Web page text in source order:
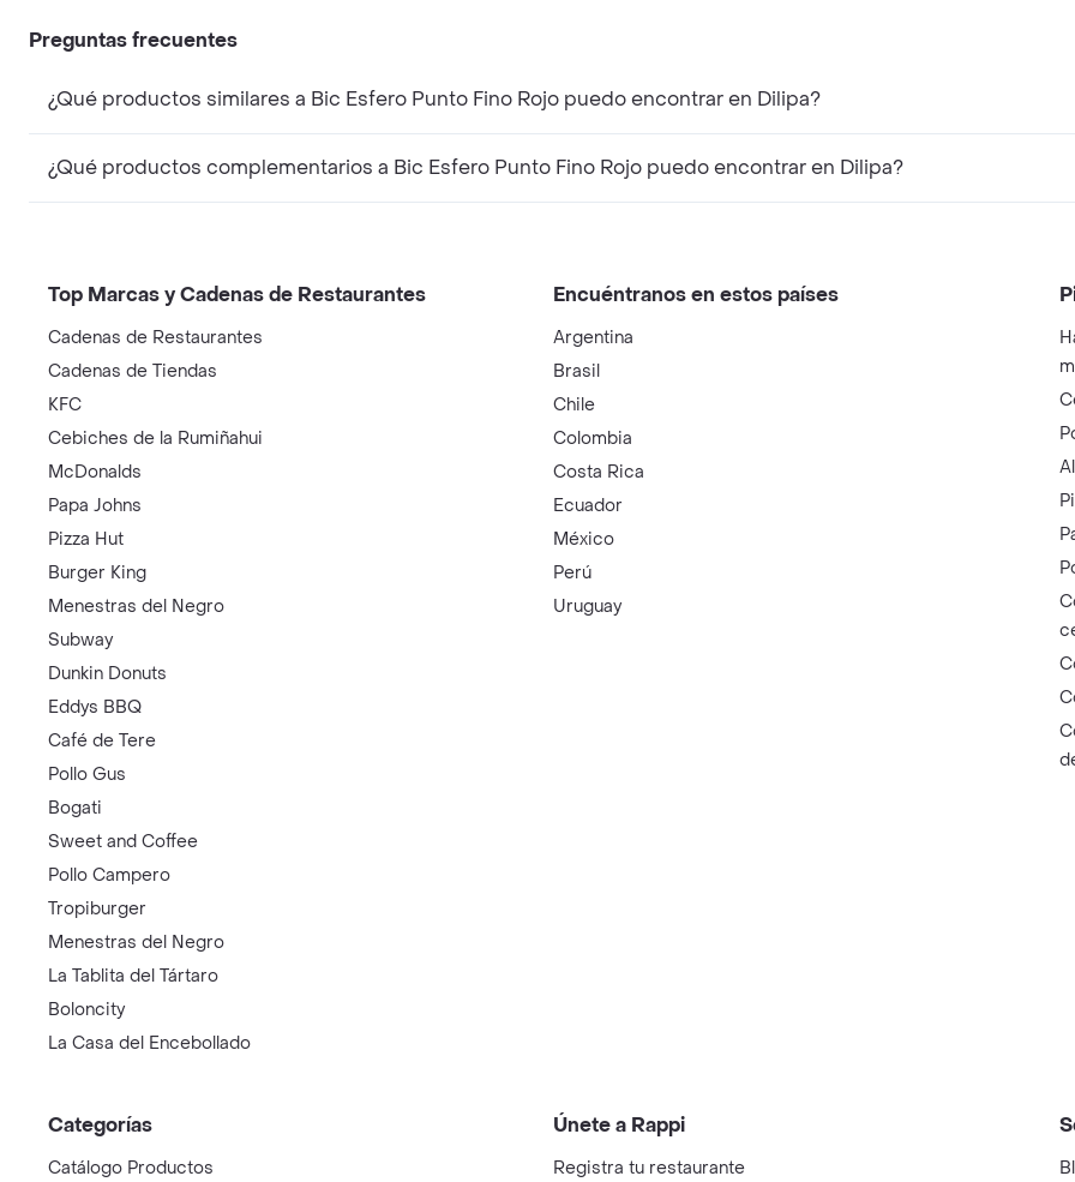
Preguntas frecuentes
¿Qué productos similares a Bic Esfero Punto Fino Rojo puedo encontrar en Dilipa?
¿Qué productos complementarios a Bic Esfero Punto Fino Rojo puedo encontrar en Dilipa?
Top Marcas y Cadenas de Restaurantes
Cadenas de Restaurantes
Cadenas de Tiendas
KFC
Cebiches de la Rumiñahui
McDonalds
Papa Johns
Pizza Hut
Burger King
Menestras del Negro
Subway
Dunkin Donuts
Eddys BBQ
Café de Tere
Pollo Gus
Bogati
Sweet and Coffee
Pollo Campero
Tropiburger
Menestras del Negro
La Tablita del Tártaro
Boloncity
La Casa del Encebollado
Encuéntranos en estos países
Argentina
Brasil
Chile
Colombia
Costa Rica
Ecuador
México
Perú
Uruguay
Categorías
Catálogo Productos
Únete a Rappi
Registra tu restaurante